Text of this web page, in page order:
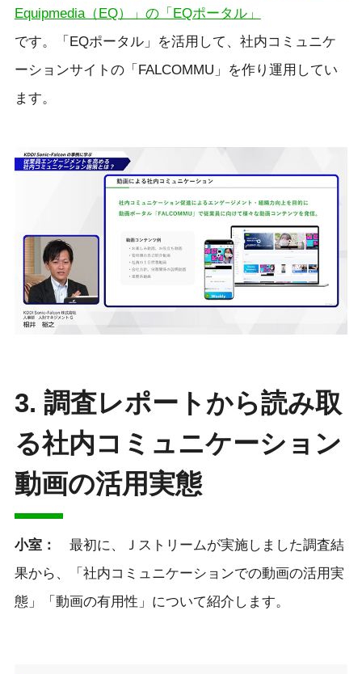
Equipmedia（EQ）」の「EQポータル」
です。「EQポータル」を活用して、社内コミュニケ
ーションサイトの「FALCOMMU」を作り運用してい
ます。
3. 調査レポートから読み取
る社内コミュニケーション
動画の活用実態
小室：
最初に、Ｊストリームが実施しました調査結
果から、「社内コミュニケーションでの動画の活用実
態」「動画の有用性」について紹介します。